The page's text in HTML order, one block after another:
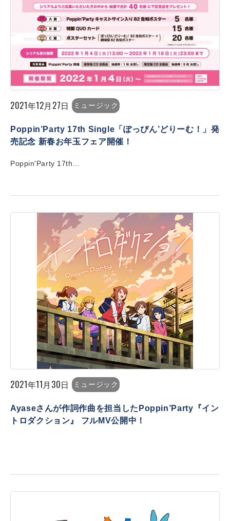
2021年12月27日 ミュージック
Poppin’Party 17th Single「ぽっぴん’どりーむ！」発
売記念 新春お年玉フェア開催！
Poppin'Party 17th...
2021年11月30日 ミュージック
Ayaseさんが作詞作曲を担当したPoppin’Party『イン
トロダクション』 フルMV公開中！